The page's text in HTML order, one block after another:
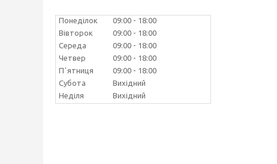
Понеділок 09:00
18:00
Вівторок
09:00
18:00
Середа
09:00
18:00
Четвер
09:00
18:00
Пʼятниця
09:00
18:00
Субота
Вихідний
Неділя
Вихідний